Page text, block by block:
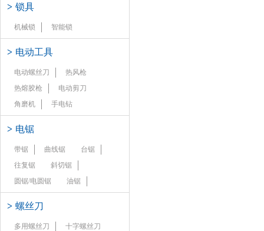
> 锁具
机械锁 智能锁
> 电动工具
电动螺丝刀
热风枪
热熔胶枪
电动剪刀
角磨机
手电钻
> 电锯
带锯 曲线锯
台锯
往复锯
斜切锯
圆锯/电圆锯
油锯
> 螺丝刀
多用螺丝刀
十字螺丝刀